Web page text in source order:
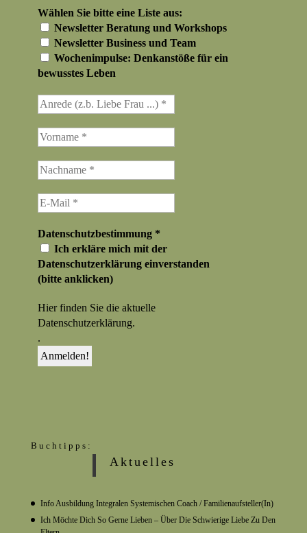
Wählen Sie bitte eine Liste aus:
Newsletter Beratung und Workshops
Newsletter Business und Team
Wochenimpulse: Denkanstöße für ein
bewusstes Leben
Datenschutzbestimmung *
Ich erkläre mich mit der
Datenschutzerklärung einverstanden
(bitte anklicken)
Hier finden Sie die aktuelle
Datenschutzerklärung.
.
Buchtipps:
Aktuelles
Info Ausbildung Integralen Systemischen Coach / Familienaufsteller(in)
Ich Möchte Dich So Gerne Lieben – Über Die Schwierige Liebe Zu Den